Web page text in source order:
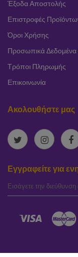
Έξοδα Αποστολής
Επιστροφές
Όροι Χρήσης
Προσωπικά Δεδομένα
Τρόποι Πληρωμής
Επικοινωνία
Ακολουθήστε μας
Εγγραφείτε για
elta